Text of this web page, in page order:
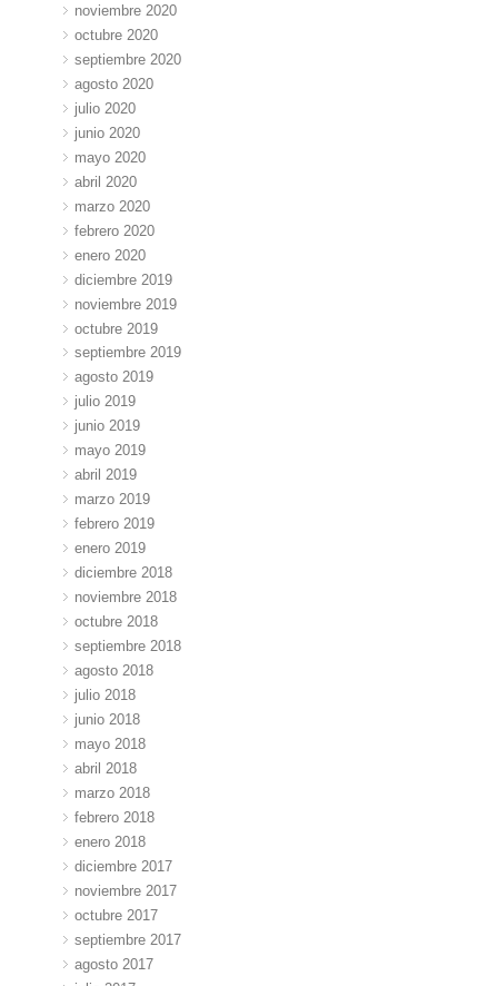
noviembre 2020
octubre 2020
septiembre 2020
agosto 2020
julio 2020
junio 2020
mayo 2020
abril 2020
marzo 2020
febrero 2020
enero 2020
diciembre 2019
noviembre 2019
octubre 2019
septiembre 2019
agosto 2019
julio 2019
junio 2019
mayo 2019
abril 2019
marzo 2019
febrero 2019
enero 2019
diciembre 2018
noviembre 2018
octubre 2018
septiembre 2018
agosto 2018
julio 2018
junio 2018
mayo 2018
abril 2018
marzo 2018
febrero 2018
enero 2018
diciembre 2017
noviembre 2017
octubre 2017
septiembre 2017
agosto 2017